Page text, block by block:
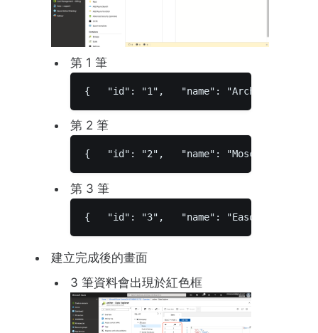
第 1 筆
{   "id": "1",   "name": "Archer",
第 2 筆
{   "id": "2",   "name": "Mosconi",
第 3 筆
{   "id": "3",   "name": "Eason",
建立完成後的畫面
3 筆資料會出現於紅色框